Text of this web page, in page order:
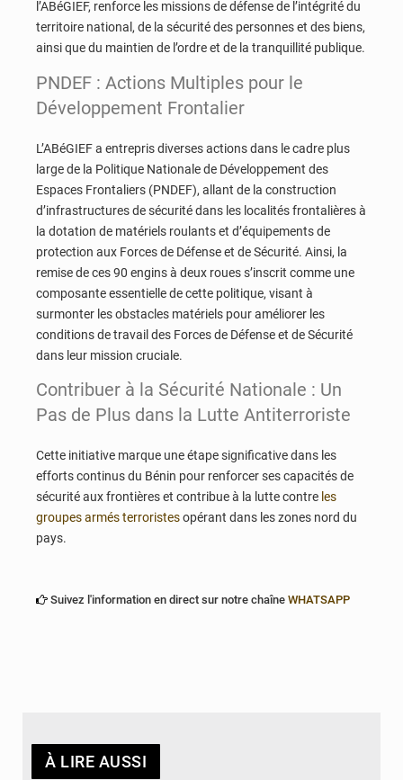
l’ABéGIEF, renforce les missions de défense de l’intégrité du
territoire national, de la sécurité des personnes et des biens,
ainsi que du maintien de l’ordre et de la tranquillité publique.
PNDEF : Actions Multiples pour le
Développement Frontalier
L’ABéGIEF a entrepris diverses actions dans le cadre plus
large de la Politique Nationale de Développement des
Espaces Frontaliers (PNDEF), allant de la construction
d’infrastructures de sécurité dans les localités frontalières à
la dotation de matériels roulants et d’équipements de
protection aux Forces de Défense et de Sécurité. Ainsi, la
remise de ces 90 engins à deux roues s’inscrit comme une
composante essentielle de cette politique, visant à
surmonter les obstacles matériels pour améliorer les
conditions de travail des Forces de Défense et de Sécurité
dans leur mission cruciale.
Contribuer à la Sécurité Nationale : Un
Pas de Plus dans la Lutte Antiterroriste
Cette initiative marque une étape significative dans les
efforts continus du Bénin pour renforcer ses capacités de
sécurité aux frontières et contribue à la lutte contre les
groupes armés terroristesopérant dans les zones nord du
pays.
Suivez l'information en direct sur notre chaîne WHATSAPP
À LIRE AUSSI